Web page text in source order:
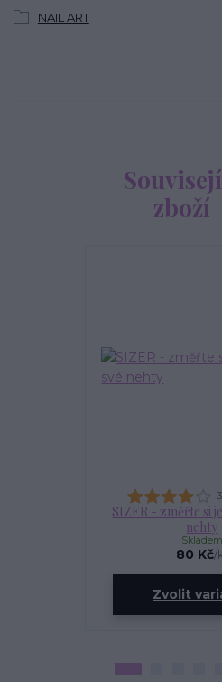
NAIL ART
zboží
SIZER - změřte si
nehty
80 Kč/
Skladem
Zvolit